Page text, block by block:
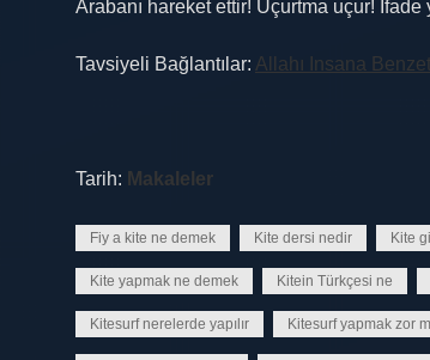
Arabanı hareket ettir! Uçurtma uçur! İfade
Tavsiyeli Bağlantılar: Allahı Insana
Tarih: Makaleler
Fiy a kite ne demek Kite dersi nedir Kite
Kite yapmak ne demek Kitein Türkçesi ne
Kitesurf nerelerde yapılır Kitesurf yapmak zor